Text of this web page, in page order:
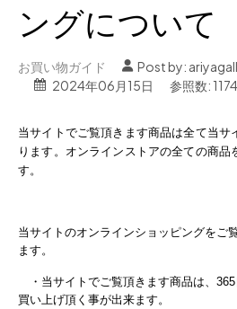
ングについて
お買い物ガイド Post by:
2024年06月15日
参照数:
当サイトでご覧頂きます商品は全て当サ
ります。オンラインストアの全ての商品
す。
当サイトのオンラインショッピングをご
ます。
・当サイトでご覧頂きます商品は、365
買い上げ頂く事が出来ます。